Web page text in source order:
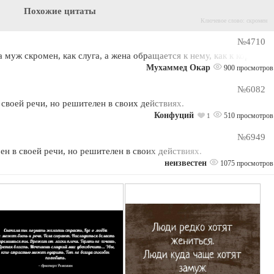
Похожие цитаты
Ключевое слово: скромен
№4710
муж скромен, как слуга, а жена обращается к нему, как к королю.
Мухаммед Окар 900 просмотров
№6082
речи, но решителен в своих действиях.
Конфуций 1 510 просмотров
№6949
в своей речи, но решителен в своих действиях.
неизвестен 1075 просмотров